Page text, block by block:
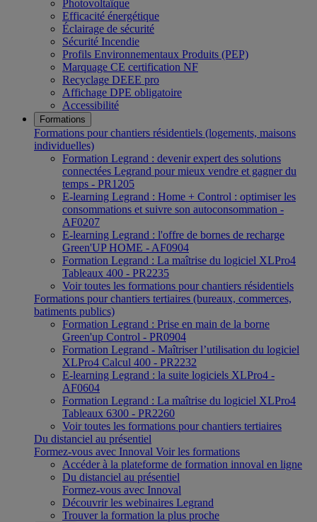
Photovoltaïque
Efficacité énergétique
Éclairage de sécurité
Sécurité Incendie
Profils Environnementaux Produits (PEP)
Marquage CE certification NF
Recyclage DEEE pro
Affichage DPE obligatoire
Accessibilité
Formations
Formations pour chantiers résidentiels (logements, maisons
individuelles)
Formation Legrand : devenir expert des solutions
connectées Legrand pour mieux vendre et gagner du
temps - PR1205
E-learning Legrand : Home + Control : optimiser les
consommations et suivre son autoconsommation -
AF0207
E-learning Legrand : l'offre de bornes de recharge
Green'UP HOME - AF0904
Formation Legrand : La maîtrise du logiciel XLPro4
Tableaux 400 - PR2235
Voir toutes les formations pour chantiers résidentiels
Formations pour chantiers tertiaires (bureaux, commerces,
batiments publics)
Formation Legrand : Prise en main de la borne
Green'up Control - PR0904
Formation Legrand - Maîtriser l’utilisation du logiciel
XLPro4 Calcul 400 - PR2232
E-learning Legrand : la suite logiciels XLPro4 -
AF0604
Formation Legrand : La maîtrise du logiciel XLPro4
Tableaux 6300 - PR2260
Voir toutes les formations pour chantiers tertiaires
Du distanciel au présentiel
Formez-vous avec Innoval Voir les formations
Accéder à la plateforme de formation innoval en ligne
Du distanciel au présentiel
Formez-vous avec Innoval
Découvrir les webinaires Legrand
Trouver la formation la plus proche